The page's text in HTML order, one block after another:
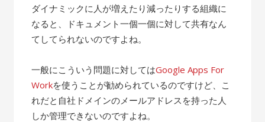
ダイナミックに人が増えたり減ったりする組織に
なると、ドキュメント一個一個に対して共有なん
てしてられないのですよね。
一般にこういう問題に対してはGoogle Apps For
Workを使うことが勧められているのですけど、こ
れだと自社ドメインのメールアドレスを持った人
しか管理できないのですよね。